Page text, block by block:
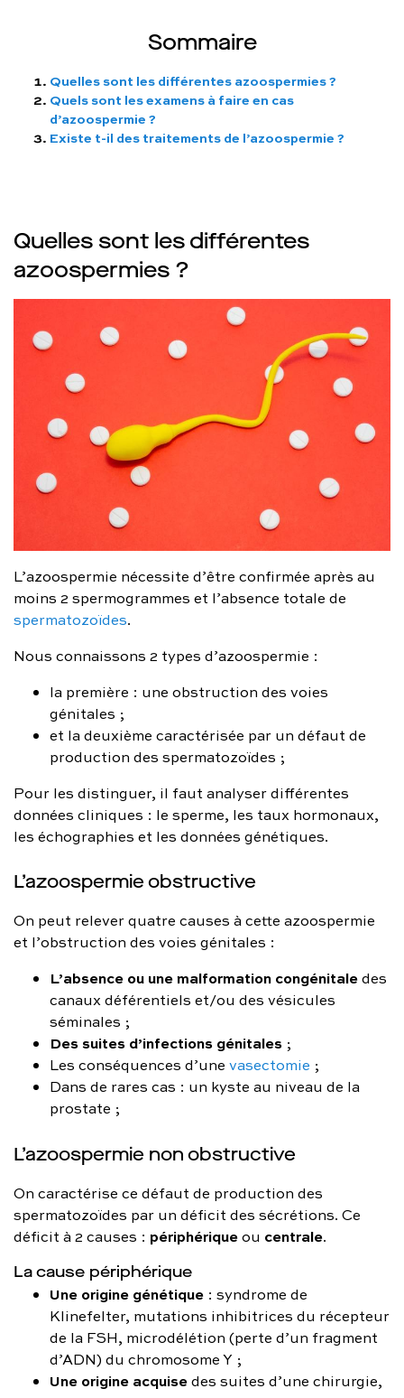
Sommaire
Quelles sont les différentes azoospermies ?
Quels sont les examens à faire en cas
d’azoospermie ?
Existe t-il des traitements de l’azoospermie ?
Quelles sont les différentes
azoospermies ?
L’azoospermie nécessite d’être confirmée après au
moins 2 spermogrammes et l’absence totale de
spermatozoïdes.
Nous connaissons 2 types d’azoospermie :
la première : une obstruction des voies
génitales ;
et la deuxième caractérisée par un défaut de
production des spermatozoïdes ;
Pour les distinguer, il faut analyser différentes
données cliniques : le sperme, les taux hormonaux,
les échographies et les données génétiques.
L’azoospermie obstructive
On peut relever quatre causes à cette azoospermie
et l’obstruction des voies génitales :
L’absence ou une malformation congénitaledes
canaux déférentiels et/ou des vésicules
séminales ;
Des suites d’infections génitales ;
Les conséquences d’une vasectomie ;
Dans de rares cas : un kyste au niveau de la
prostate ;
L’azoospermie non obstructive
On caractérise ce défaut de production des
spermatozoïdes par un déficit des sécrétions. Ce
déficit à 2 causes : périphériqueou centrale.
La cause périphérique
Une origine génétique : syndrome de
Klinefelter, mutations inhibitrices du récepteur
de la FSH, microdélétion (perte d’un fragment
d’ADN) du chromosome Y ;
Une origine acquisedes suites d’une chirurgie,